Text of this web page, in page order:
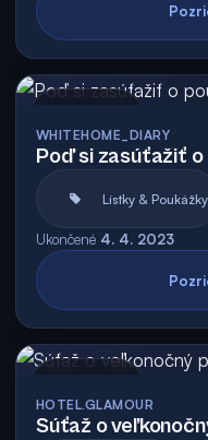
WHITEHOME_DIARY
Poď si zasúťažiť o
Lístky & Poukážky
Ukončené 4. 4. 2023
HOTEL.GLAMOUR
Súťaž o